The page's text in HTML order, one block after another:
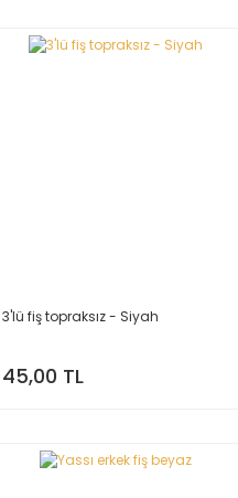
3'lü fiş topraksız - Siyah
45,00 TL